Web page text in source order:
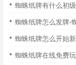
蜘蛛纸牌有什么初
蜘蛛纸牌怎么发牌-
蜘蛛纸牌怎么开始
蜘蛛纸牌在线免费